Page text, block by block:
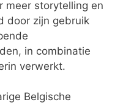
meer storytelling en
door zijn gebruik
in combinatie
verwerkt.
Belgische